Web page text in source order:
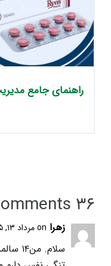
راهنمای جامع
۳۶ Comments
زهرا on مرداد ۱۳, ۱۴۰۵ at ۱:۵۲ ب٫ظ
سلام. من۱۴ سالمه